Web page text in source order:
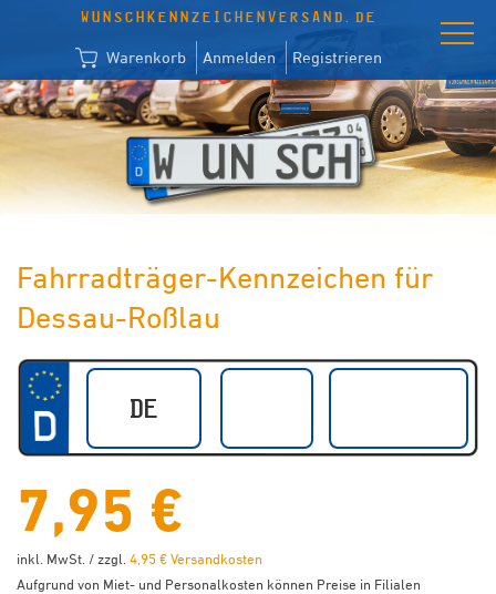
WUNSCHKENNZEICHENVERSAND.DE
Warenkorb Anmelden Registrieren
Fahrradträger-Kennzeichen für
Dessau-Roßlau
7,95 €
inkl. MwSt. / zzgl. 4,95 € Versandkosten
Aufgrund von Miet- und Personalkosten können Preise in Filialen